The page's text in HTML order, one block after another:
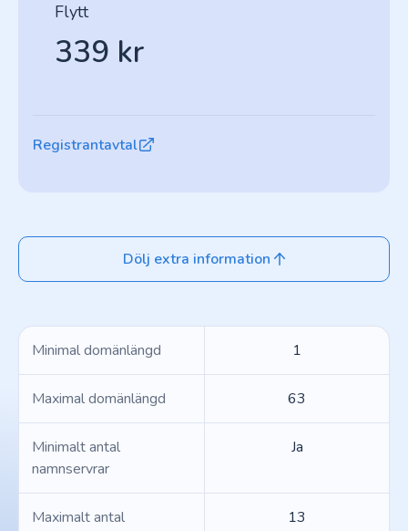
Flytt
339 kr
Registrantavtal
Dölj extra information
Minimal domänlängd 1
Maximal domänlängd 63
Minimalt antal
namnservrar
Ja
Maximalt antal
13